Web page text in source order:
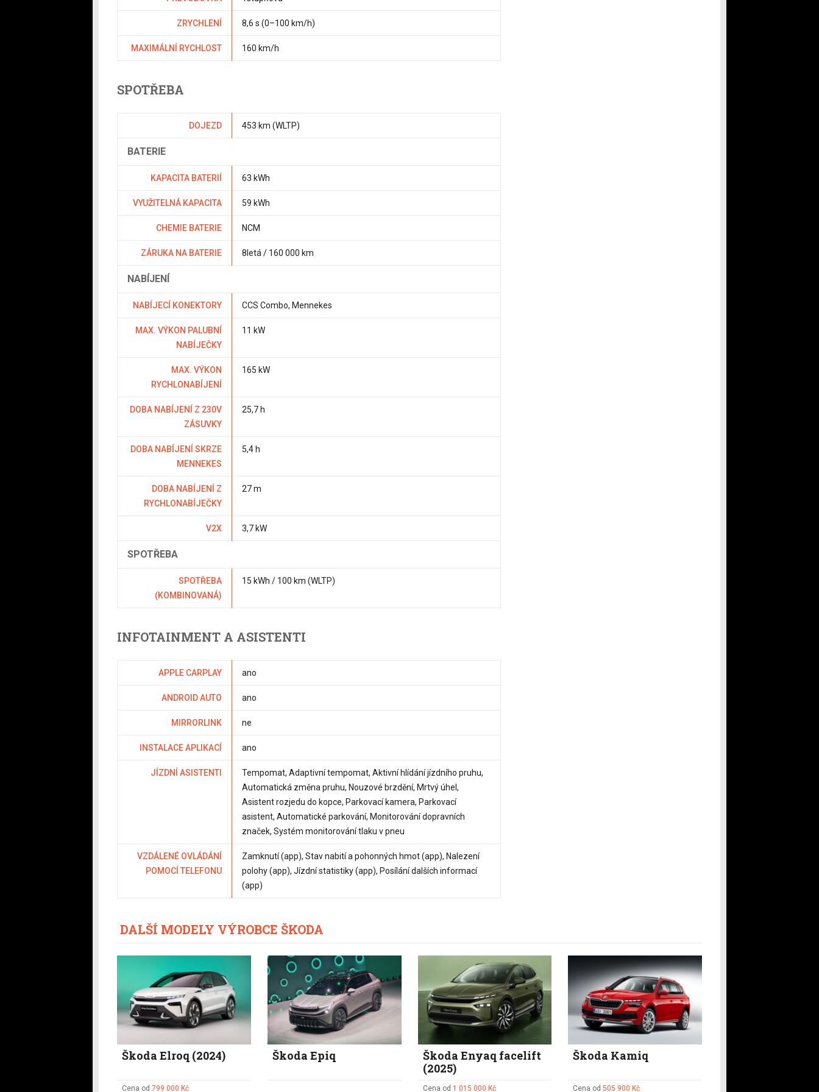
ZRYCHLENÍ 8,6 s (0–100 km/h)
MAXIMÁLNÍ RYCHLOST 160 km/h
SPOTŘEBA
DOJEZD 453 km (WLTP)
BATERIE
KAPACITA BATERIÍ 63 kWh
VYUŽITELNÁ KAPACITA 59 kWh
CHEMIE BATERIE NCM
ZÁRUKA NA BATERIE 8letá / 160 000 km
NABÍJENÍ
NABÍJECÍ KONEKTORY CCS Combo, Mennekes
MAX. VÝKON PALUBNÍ
NABÍJEČKY
11 kW
MAX. VÝKON
RYCHLONABÍJENÍ
165 kW
DOBA NABÍJENÍ Z 230V
ZÁSUVKY
25,7 h
DOBA NABÍJENÍ SKRZE
MENNEKES
5,4 h
DOBA NABÍJENÍ Z
RYCHLONABÍJEČKY
27 m
V2X 3,7 kW
SPOTŘEBA
SPOTŘEBA
(KOMBINOVANÁ)
15 kWh / 100 km (WLTP)
INFOTAINMENT A ASISTENTI
APPLE CARPLAY ano
ANDROID AUTO ano
MIRRORLINK ne
INSTALACE APLIKACÍ ano
JÍZDNÍ ASISTENTI
Tempomat, Adaptivní tempomat, Aktivní hlídání jízdního pruhu,
Automatická změna pruhu, Nouzové brzdění, Mrtvý úhel,
Asistent rozjedu do kopce, Parkovací kamera, Parkovací
asistent, Automatické parkování, Monitorování dopravních
značek, Systém monitorování tlaku v pneu
VZDÁLENÉ OVLÁDÁNÍ
POMOCÍ TELEFONU
Zamknutí (app), Stav nabití a pohonných hmot (app), Nalezení
polohy (app), Jízdní statistiky (app), Posílání dalších informací
(app)
DALŠÍ MODELY VÝROBCE ŠKODA
Škoda Elroq (2024)
Cena od 799 000 Kč
Škoda Epiq
Škoda Enyaq facelift
(2025)
Cena od 1 015 000 Kč
Škoda Kamiq
Cena od505 900 Kč